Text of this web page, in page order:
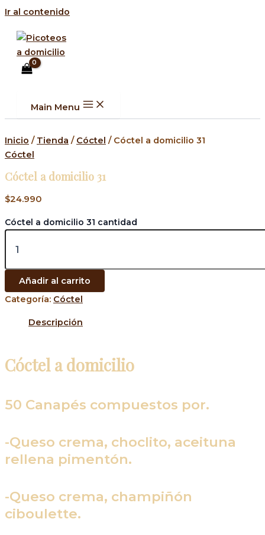
Ir al contenido
Main Menu
Inicio / Tienda / Cóctel / Cóctel a domicilio 31
Cóctel
Cóctel a domicilio 31
$24.990
Cóctel a domicilio 31 cantidad
Añadir al carrito
Categoría: Cóctel
Descripción
Cóctel a domicilio
50 Canapés compuestos por.
-Queso crema, choclito, aceituna
rellena pimentón.
-Queso crema, champiñón
ciboulette.